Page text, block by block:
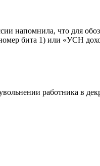
напомнила, что для
бита 1) или «УСН
работника в